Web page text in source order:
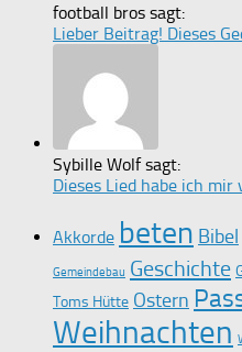
football bros sagt:
Lieber Beitrag! Dieses
Sybille Wolf sagt:
Dieses Lied habe ich mir
Akkorde beten Bibel
Gemeindebau Geschichte
Toms Hütte Ostern
Weihnachten